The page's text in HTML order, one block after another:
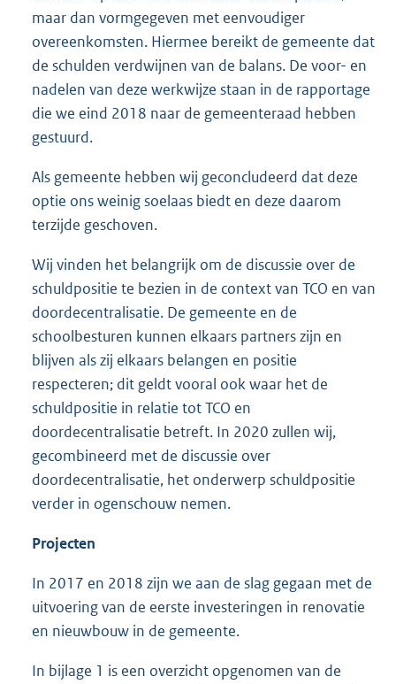
maar dan vormgegeven met eenvoudiger
overeenkomsten. Hiermee bereikt de gemeente dat
de schulden verdwijnen van de balans. De voor- en
nadelen van deze werkwijze staan in de rapportage
die we eind 2018 naar de gemeenteraad hebben
gestuurd.
Als gemeente hebben wij geconcludeerd dat deze
optie ons weinig soelaas biedt en deze daarom
terzijde geschoven.
Wij vinden het belangrijk om de discussie over de
schuldpositie te bezien in de context van TCO en van
doordecentralisatie. De gemeente en de
schoolbesturen kunnen elkaars partners zijn en
blijven als zij elkaars belangen en positie
respecteren; dit geldt vooral ook waar het de
schuldpositie in relatie tot TCO en
doordecentralisatie betreft. In 2020 zullen wij,
gecombineerd met de discussie over
doordecentralisatie, het onderwerp schuldpositie
verder in ogenschouw nemen.
Projecten
In 2017 en 2018 zijn we aan de slag gegaan met de
uitvoering van de eerste investeringen in renovatie
en nieuwbouw in de gemeente.
In bijlage 1 is een overzicht opgenomen van de